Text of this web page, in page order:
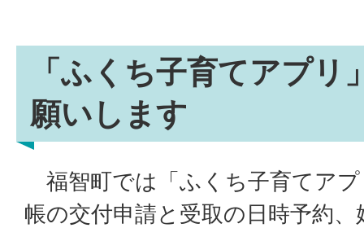
「ふくち子育てアプリ
願いします
福智町では「ふくち子育てア
帳の交付申請と受取の日時予約